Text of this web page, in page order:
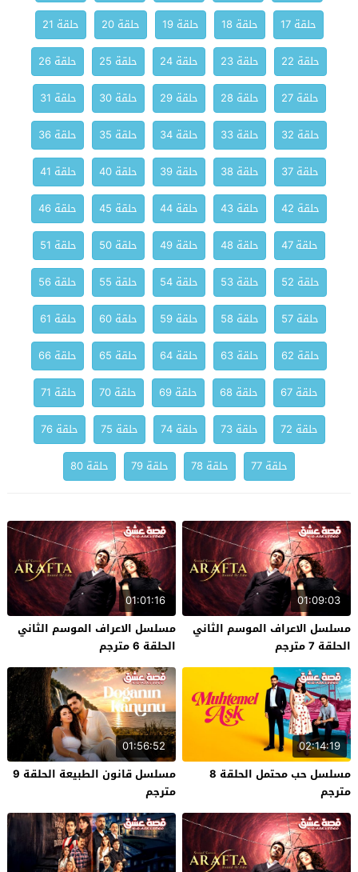
حلقة 17
حلقة 18 حلقة 19 حلقة 20
حلقة 21
حلقة 22
حلقة 23 حلقة 24 حلقة 25
حلقة 26
حلقة 27
حلقة 28 حلقة 29 حلقة 30
حلقة 31
حلقة 32
حلقة 33 حلقة 34 حلقة 35
حلقة 36
حلقة 37
حلقة 38 حلقة 39 حلقة 40
حلقة 41
حلقة 42
حلقة 43 حلقة 44 حلقة 45
حلقة 46
حلقة 47
حلقة 48 حلقة 49 حلقة 50
حلقة 51
حلقة 52
حلقة 53 حلقة 54 حلقة 55
حلقة 56
حلقة 57
حلقة 58 حلقة 59 حلقة 60
حلقة 61
حلقة 62
حلقة 63 حلقة 64 حلقة 65
حلقة 66
حلقة 67
حلقة 68 حلقة 69 حلقة 70
حلقة 71
حلقة 72
حلقة 73 حلقة 74 حلقة 75
حلقة 76
حلقة 77
حلقة 78 حلقة 79 حلقة 80
01:09:03
مسلسل الاعراف الموسم الثاني
الحلقة 7 مترجم
01:01:16
مسلسل الاعراف الموسم الثاني
الحلقة 6 مترجم
02:14:19
مسلسل حب محتمل الحلقة 8
مترجم
01:56:52
مسلسل قانون الطبيعة الحلقة 9
مترجم